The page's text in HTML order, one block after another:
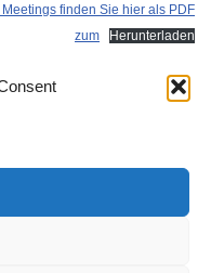
finden Sie hier als PDF
zum
Herunterladen
Waters GmbH.